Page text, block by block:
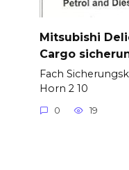
Mitsubishi
Cargo
Fach
Horn 2 10
0 19